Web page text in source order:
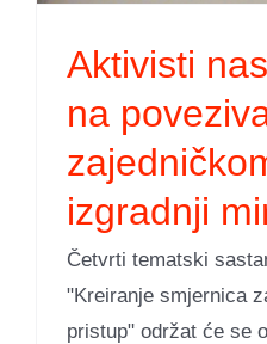
Aktivisti
na
izgradnji
Četvrti tematski
"Kreiranje smjernica
pristup" održat će se